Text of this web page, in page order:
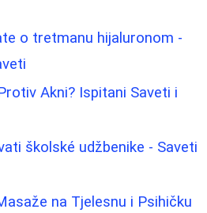
o tretmanu hijaluronom -
Akni? Ispitani Saveti i
školské udžbenike - Saveti
na Tjelesnu i Psihičku